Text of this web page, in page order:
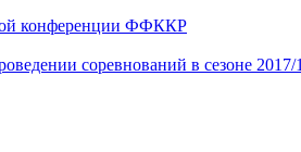
конференции ФФККР
соревнований в сезоне 2017/